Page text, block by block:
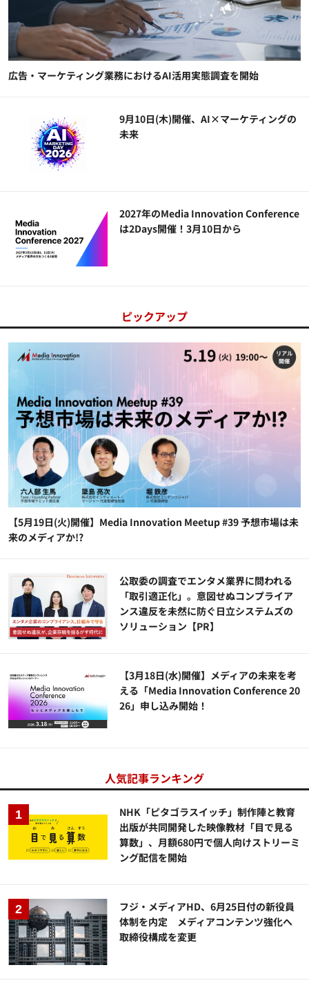
広告・マーケティング業務におけるAI活用実態調査を開始
9月10日(木)開催、AI×マーケティングの
未来
2027年のMedia Innovation Conference
は2Days開催！3月10日から
ピックアップ
【5月19日(火)開催】Media Innovation Meetup #39 予想市場は未
来のメディアか!?
公​​取委の調査でエンタメ業界に問われる
「取引適正化」。意図せぬコンプライア
ンス違反を未然に防ぐ日立システムズの
ソリューション​【PR】
【3月18日(水)開催】メディアの未来を考
える「Media Innovation Conference 20
26」申し込み開始！
人気記事ランキング
NHK「ピタゴラスイッチ」制作陣と教育
出版が共同開発した映像教材「目で見る
算数」、月額680円で個人向けストリーミ
ング配信を開始
フジ・メディアHD、6月25日付の新役員
体制を内定 メディアコンテンツ強化へ
取締役構成を変更